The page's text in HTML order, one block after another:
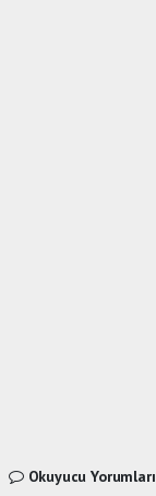
Okuyucu Yorumları